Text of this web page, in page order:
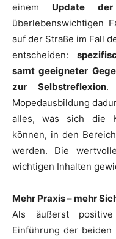
einem Update der
überlebenswichtigen
auf der Straße im Fall
entscheiden:
samt geeigneter
zur Selbstreflexion.
Mopedausbildung
alles, was sich die
können, in den
werden. Die
wichtigen Inhalten
Mehr Praxis – mehr
Als äußerst
Einführung der beiden